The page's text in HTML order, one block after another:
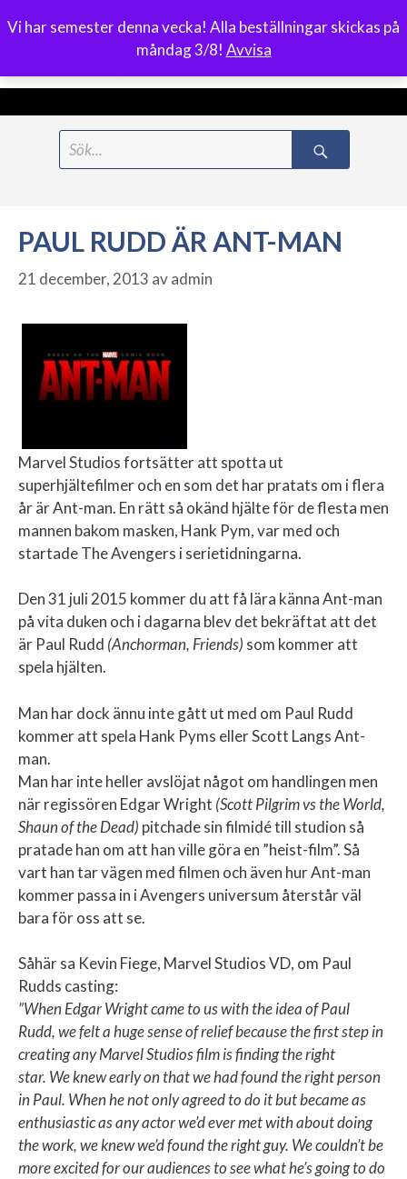
Vi har semester denna vecka! Alla beställningar skickas på
måndag 3/8! Avvisa
0
Meny
PAUL RUDD ÄR ANT-MAN
21 december, 2013 avadmin
Marvel Studios fortsätter att spotta ut
superhjältefilmer och en som det har pratats om i flera
år är Ant-man. En rätt så okänd hjälte för de flesta men
mannen bakom masken, Hank Pym, var med och
startade The Avengers i serietidningarna.
Den 31 juli 2015 kommer du att få lära känna Ant-man
på vita duken och i dagarna blev det bekräftat att det
är Paul Rudd (Anchorman, Friends) som kommer att
spela hjälten.
Man har dock ännu inte gått ut med om Paul Rudd
kommer att spela Hank Pyms eller Scott Langs Ant-
man.
Man har inte heller avslöjat något om handlingen men
när regissören Edgar Wright (Scott Pilgrim vs the World,
Shaun of the Dead) pitchade sin filmidé till studion så
pratade han om att han ville göra en ”heist-film”. Så
vart han tar vägen med filmen och även hur Ant-man
kommer passa in i Avengers universum återstår väl
bara för oss att se.
Såhär sa Kevin Fiege, Marvel Studios VD, om Paul
Rudds casting:
”When Edgar Wright came to us with the idea of Paul
Rudd, we felt a huge sense of relief because the first step in
creating any Marvel Studios film is finding the right
star. We knew early on that we had found the right person
in Paul. When he not only agreed to do it but became as
enthusiastic as any actor we’d ever met with about doing
the work, we knew we’d found the right guy. We couldn’t be
more excited for our audiences to see what he’s going to do